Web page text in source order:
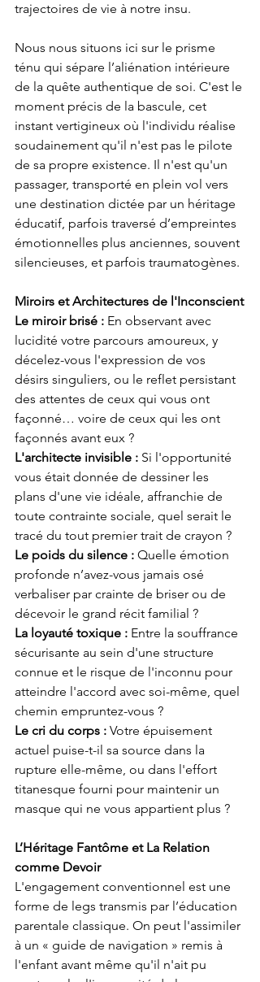
trajectoires de vie à notre insu.
Nous nous situons ici sur le prisme
ténu qui sépare l’aliénation intérieure
de la quête authentique de soi. C'est le
moment précis de la bascule, cet
instant vertigineux où l'individu réalise
soudainement qu'il n'est pas le pilote
de sa propre existence. Il n'est qu'un
passager, transporté en plein vol vers
une destination dictée par un héritage
éducatif, parfois traversé d’empreintes
émotionnelles plus anciennes, souvent
silencieuses, et parfois traumatogènes.
Miroirs et Architectures de l'Inconscient
Le miroir brisé : En observant avec
lucidité votre parcours amoureux, y
décelez-vous l'expression de vos
désirs singuliers, ou le reflet persistant
des attentes de ceux qui vous ont
façonné… voire de ceux qui les ont
façonnés avant eux ?
L'architecte invisible : Si l'opportunité
vous était donnée de dessiner les
plans d'une vie idéale, affranchie de
toute contrainte sociale, quel serait le
tracé du tout premier trait de crayon ?
Le poids du silence : Quelle émotion
profonde n’avez-vous jamais osé
verbaliser par crainte de briser ou de
décevoir le grand récit familial ?
La loyauté toxique : Entre la souffrance
sécurisante au sein d'une structure
connue et le risque de l'inconnu pour
atteindre l'accord avec soi-même, quel
chemin empruntez-vous ?
Le cri du corps : Votre épuisement
actuel puise-t-il sa source dans la
rupture elle-même, ou dans l'effort
titanesque fourni pour maintenir un
masque qui ne vous appartient plus ?
L’Héritage Fantôme et La Relation
comme Devoir
L'engagement conventionnel est une
forme de legs transmis par l’éducation
parentale classique. On peut l'assimiler
à un « guide de navigation » remis à
l'enfant avant même qu'il n'ait pu